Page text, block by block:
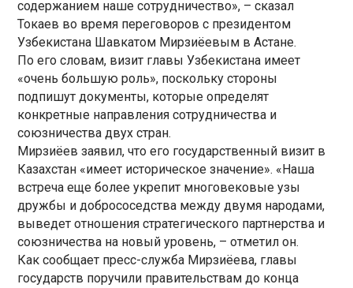
содержанием наше сотрудничество», – сказал
Токаев во время переговоров с президентом
Узбекистана Шавкатом Мирзиёевым в Астане.
По его словам, визит главы Узбекистана имеет
«очень большую роль», поскольку стороны
подпишут документы, которые определят
конкретные направления сотрудничества и
союзничества двух стран.
Мирзиёев заявил, что его государственный визит в
Казахстан «имеет историческое значение». «Наша
встреча еще более укрепит многовековые узы
дружбы и добрососедства между двумя народами,
выведет отношения стратегического партнерства и
союзничества на новый уровень, – отметил он.
Как сообщает пресс-служба Мирзиёева, главы
государств поручили правительствам до конца